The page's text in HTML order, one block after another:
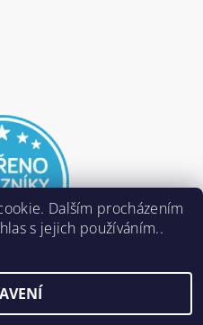
práva vyhrazena
Dalším procházením
s jejich používáním..